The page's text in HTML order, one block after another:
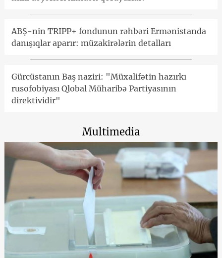
ABŞ-nin TRIPP+ fondunun rəhbəri Ermənistanda
danışıqlar aparır: müzakirələrin detalları
Gürcüstanın Baş naziri: "Müxalifətin hazırkı
rusofobiyası Qlobal Müharibə Partiyasının
direktividir"
Multimedia